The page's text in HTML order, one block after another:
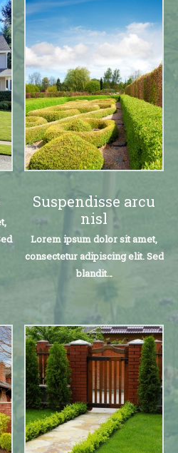
Suspendisse arcu
nisl
Lorem ipsum dolor sit amet,
consectetur adipiscing elit. Sed
blandit…